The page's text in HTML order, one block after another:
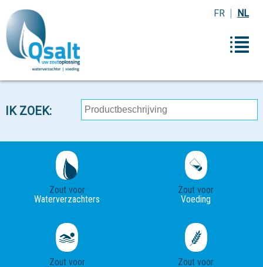
NL
FR
IK ZOEK:
Zout voor
Waterverzachters
Zout voor
Voeding
Zout voor
Zout voor